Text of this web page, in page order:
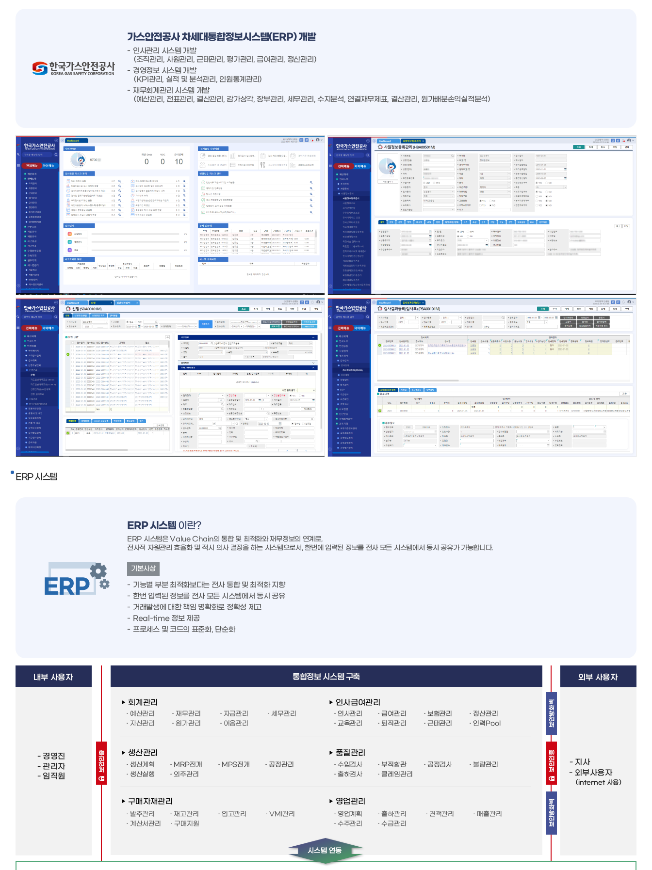
가스안전공사 차세대통합정보시스템(ERP) 개발
인사관리 시스템 개발
(조직관리, 사원관리, 근태관리, 평가관리, 급여관리, 정산관리)
경영정보 시스템 개발
(KPI관리, 실적 및 분석관리, 인원통계관리)
재무회계관리 시스템 개발
(예산관리, 전표관리, 결산관리, 감가상각, 장부관리, 세무관리, 수지분석, 연결재무제표, 결산관리, 원가배분손익실적분석)
ERP 시스템
ERP 시스템 이란?
ERP 시스템은 Value Chain의 통합 및 최적화와 재무정보의 연계로,
전사적 자원관리 효율화 및 적시 의사 결정을 하는 시스템으로서, 한번에 입력된 정보를 전사 모든 시스템에서 동시 공유가 가능합니다.
기본사상
기능별 부분 최적화보다는 전사 통합 및 최적화 지향
한번 입력된 정보를 전사 모든 시스템에서 동시 공유
거래발생에 대한 책임 명확화로 정확성 제고
Real-time 정보 제공
프로세스 및 코드의 표준화, 단순화